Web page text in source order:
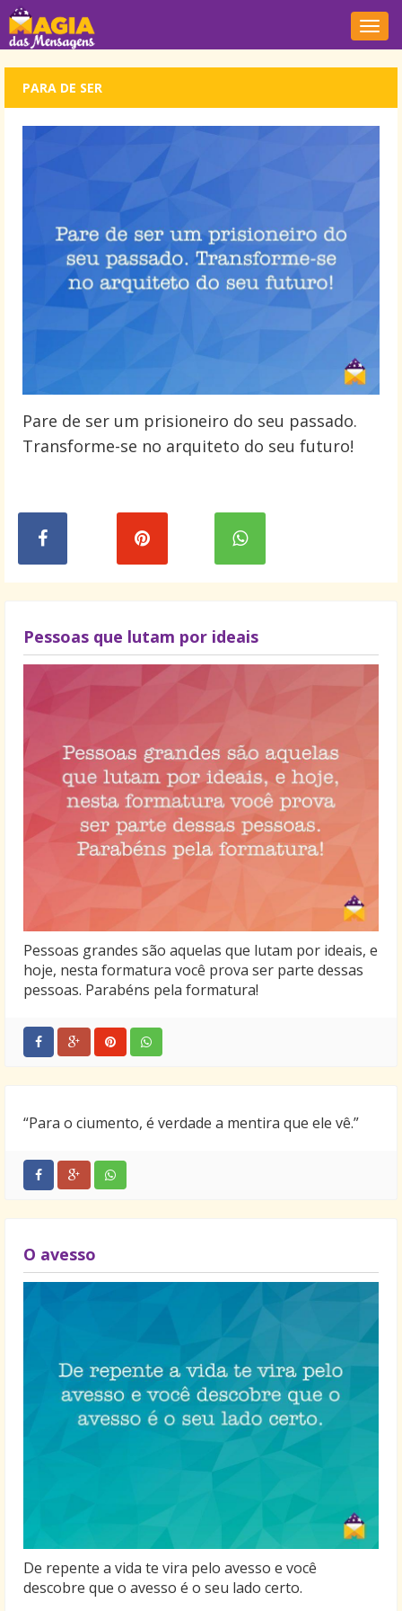
PARA DE SER
Pare de ser um prisioneiro do seu passado.
Transforme-se no arquiteto do seu futuro!
Pessoas que lutam por ideais
Pessoas grandes são aquelas que lutam por ideais, e
hoje, nesta formatura você prova ser parte dessas
pessoas. Parabéns pela formatura!
“Para o ciumento, é verdade a mentira que ele vê.”
O avesso
De repente a vida te vira pelo avesso e você
descobre que o avesso é o seu lado certo.